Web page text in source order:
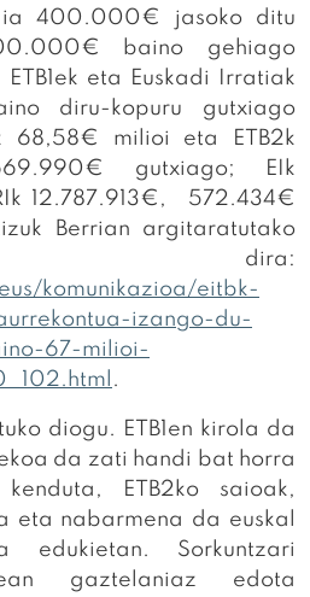
ia 400.000€ jasoko ditu
baino gehiago
eta Euskadi Irratiak
diru-kopuru gutxiago
68,58€ milioi eta ETB2k
gutxiago; EIk
12.787.913€, 572.434€
Berrian argitaratutako
dira:
komunikazioa/eitbk-
izango-du-
67-milioi-
.
diogu. ETB1en kirola da
da zati handi bat horra
ETB2ko saioak,
eta nabarmena da euskal
edukietan. Sorkuntzari
gaztelaniaz edota